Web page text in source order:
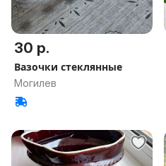
30 р.
Вазочки стеклянные
Могилев